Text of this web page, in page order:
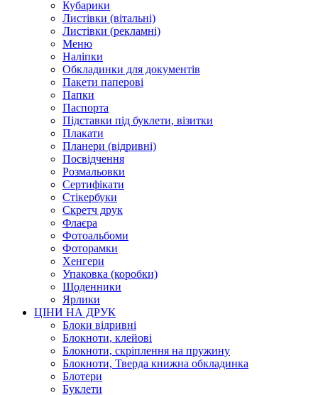
Кубарики
Листівки (вітальні)
Листівки (рекламні)
Меню
Наліпки
Обкладинки для документів
Пакети паперові
Папки
Паспорта
Підставки під буклети, візитки
Плакати
Планери (відривні)
Посвідчення
Розмальовки
Сертифікати
Стікербуки
Скретч друк
Флаєра
Фотоальбоми
Фоторамки
Хенгери
Упаковка (коробки)
Щоденники
Ярлики
ЦІНИ НА ДРУК
Блоки відривні
Блокноти, клейові
Блокноти, скріплення на пружину
Блокноти, Тверда книжна обкладинка
Блотери
Буклети